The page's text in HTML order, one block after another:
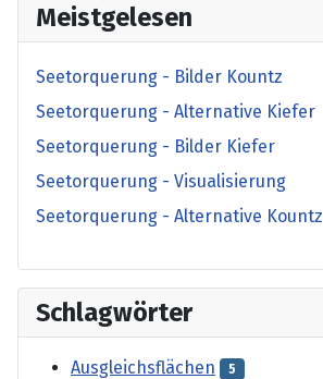
Meistgelesen
Seetorquerung - Bilder Kountz
Seetorquerung - Alternative Kiefer
Seetorquerung - Bilder Kiefer
Seetorquerung - Visualisierung
Seetorquerung - Alternative Kountz
Schlagwörter
Ausgleichsflächen 5